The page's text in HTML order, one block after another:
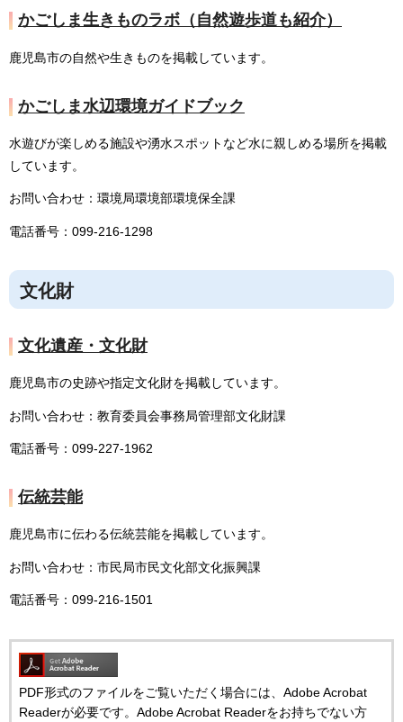
かごしま生きものラボ（自然遊歩道も紹介）
鹿児島市の自然や生きものを掲載しています。
かごしま水辺環境ガイドブック
水遊びが楽しめる施設や湧水スポットなど水に親しめる場所を掲載
しています。
お問い合わせ：環境局環境部環境保全課
電話番号：099-216-1298
文化財
文化遺産・文化財
鹿児島市の史跡や指定文化財を掲載しています。
お問い合わせ：教育委員会事務局管理部文化財課
電話番号：099-227-1962
伝統芸能
鹿児島市に伝わる伝統芸能を掲載しています。
お問い合わせ：市民局市民文化部文化振興課
電話番号：099-216-1501
PDF形式のファイルをご覧いただく場合には、Adobe Acrobat
Readerが必要です。Adobe Acrobat Readerをお持ちでない方